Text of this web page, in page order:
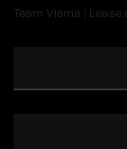
Team Visma |